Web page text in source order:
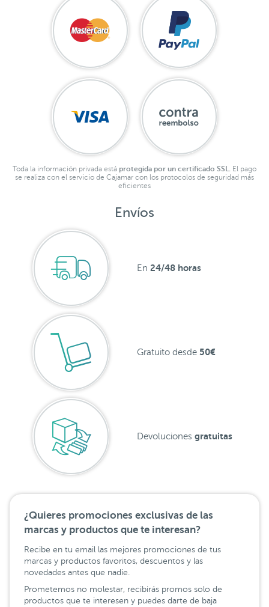
Toda la información privada está protegida por un certificado SSL. El pago
se realiza con el servicio de Cajamar con los protocolos de seguridad más
eficientes
Envíos
En 24/48 horas
Gratuito desde 50€
Devoluciones gratuitas
¿Quieres promociones exclusivas de las
marcas y productos que te interesan?
Recibe en tu email las mejores promociones de tus
marcas y productos favoritos, descuentos y las
novedades antes que nadie.
Prometemos no molestar, recibirás promos solo de
productos que te interesen y puedes darte de baja